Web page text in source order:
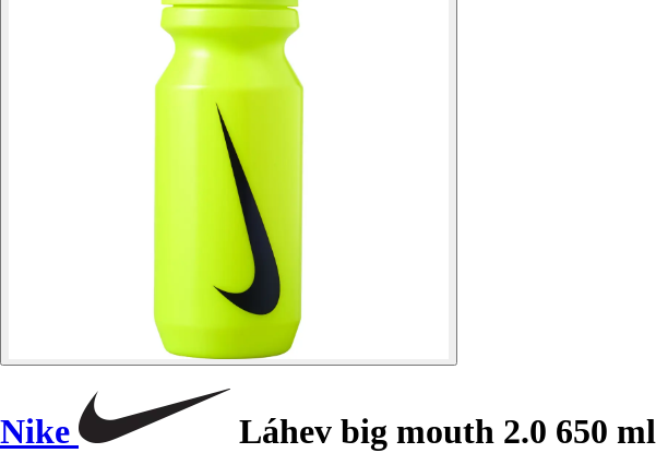
Nike Láhev big mouth 2.0 650 ml